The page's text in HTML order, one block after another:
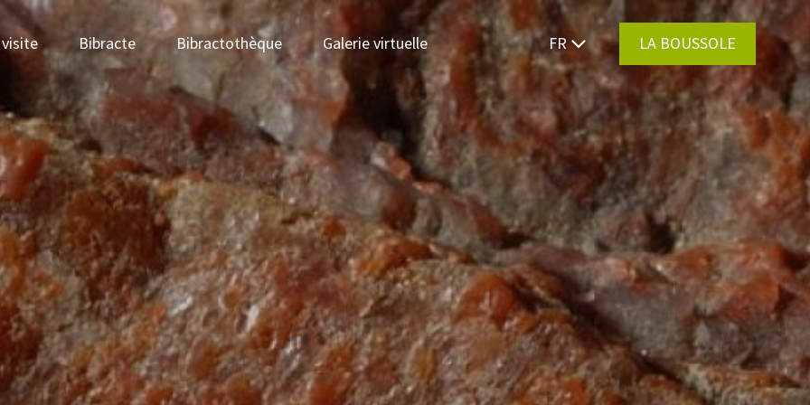
Bibracte Bibractothèque Galerie virtuelle FR LA BOUSSOLE